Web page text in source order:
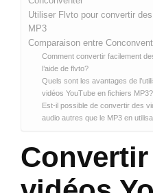
Utiliser Flvto pour convertir
MP3
Comparaison entre
Comment convertir facilement
l’aide de flvto?
Quels sont les avantages de
vidéos YouTube en fichiers MP3?
Est-il possible de convertir des
audio autres que le MP3 en